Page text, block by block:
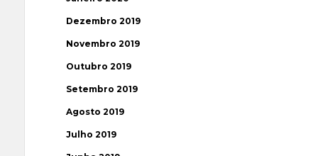
Dezembro 2019
Novembro 2019
Outubro 2019
Setembro 2019
Agosto 2019
Julho 2019